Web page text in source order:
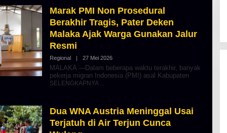
Marak PMI Non Prosedural
Berakhir Tragis, Pater Deken
Malaka Ajak Warga Gunakan Jalur
Resmi
Regional | 27 Mei 2026O
E
H
R
T
MALAKA —Dalam beberapa waktu terakhir, banyak
pekerja migran Indonesia (PMI) asal Kabupaten
SELENGKAPNYA
Dua WNA Austria Meninggal Usai
Terjatuh di Air Terjun Cunca